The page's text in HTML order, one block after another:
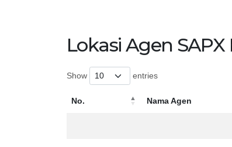
Lokasi Agen
Show entries
No. Nama Agen